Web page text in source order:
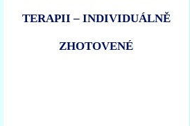
TERAPII – INDIVIDUÁLNĚ
ZHOTOVENÉ